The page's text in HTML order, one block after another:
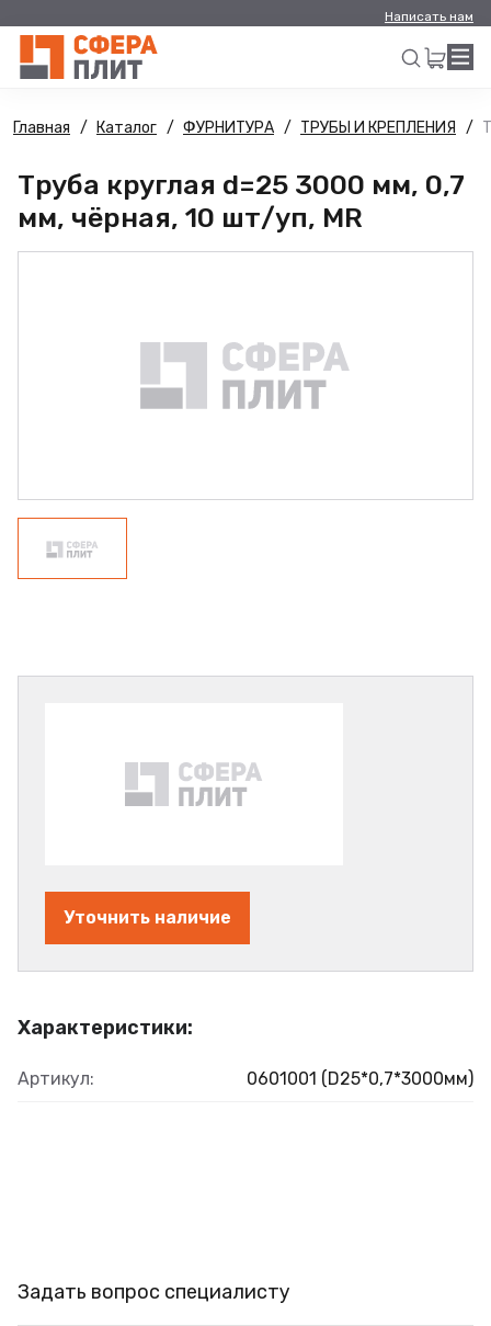
Написать нам
Искать
Главная Каталог ФУРНИТУРА ТРУБЫ И КРЕПЛЕНИЯ
Труба круглая d=25 3000 мм, 0,7
мм, чёрная, 10 шт/уп, MR
Характеристики:
Артикул: 0601001 (D25*0,7*3000мм)
Уточнить наличие
Задать вопрос специалисту